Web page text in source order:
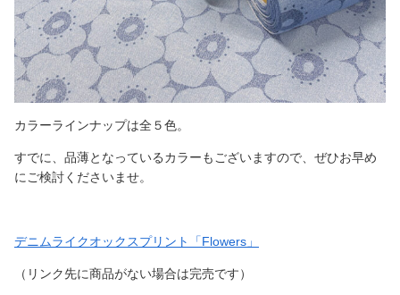
カラーラインナップは全５色。
すでに、品薄となっているカラーもございますので、ぜひお早め
にご検討くださいませ。
デニムライクオックスプリント「Flowers」
（リンク先に商品がない場合は完売です）